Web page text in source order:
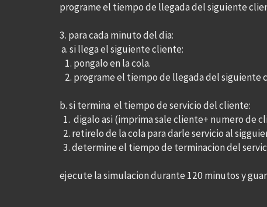
programe el tiempo de llegada del siguiente
3. para cada minuto del dia:
a. si llega el siguiente cliente:
1. pongalo en la cola.
2. programe el tiempo de llegada del
b. si termina el tiempo de servicio del cliente:
1. digalo asi (imprima sale cliente+ numero de
2. retirelo de la cola para darle servicio al
3. determine el tiempo de terminacion del
ejecute la simulacion durante 120 minutos y